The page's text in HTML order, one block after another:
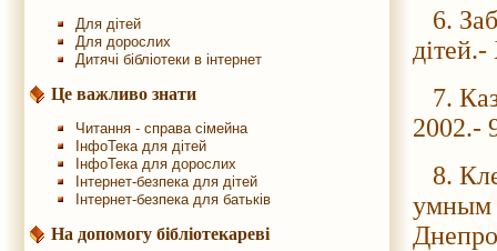
Для дітей
Для дорослих
Дитячі бібліотеки в інтернет
Це важливо знати
Читання - справа сімейна
ІнфоТека для дітей
ІнфоТека для дорослих
Інтернет-безпека для дітей
Інтернет-безпека для батьків
На допомогу бібліотекареві
6.
7.
2002.-
8.
умным